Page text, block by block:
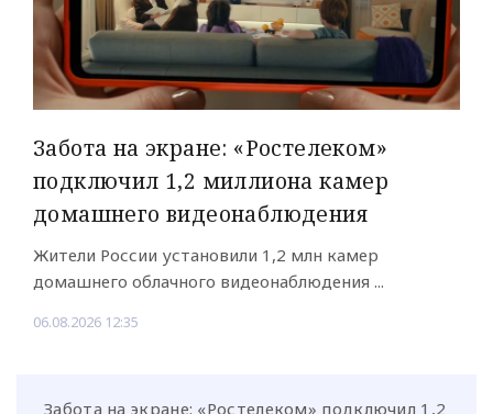
Забота на экране: «Ростелеком»
подключил 1,2 миллиона камер
домашнего видеонаблюдения
Жители России установили 1,2 млн камер
домашнего облачного видеонаблюдения ...
06.08.2026 12:35
Забота на экране: «Ростелеком» подключил 1,2